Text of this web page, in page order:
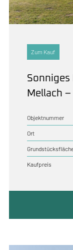
Zum Kauf
Mellach –
Objektnummer
Ort
Kaufpreis